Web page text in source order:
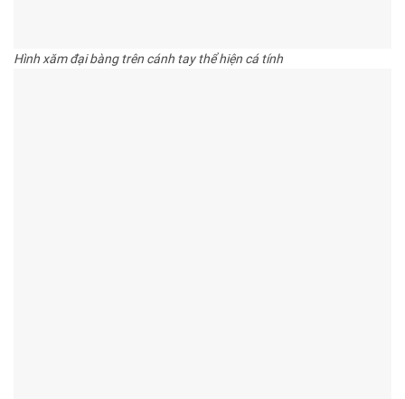
Hình xăm đại bàng trên cánh tay thể hiện cá tính